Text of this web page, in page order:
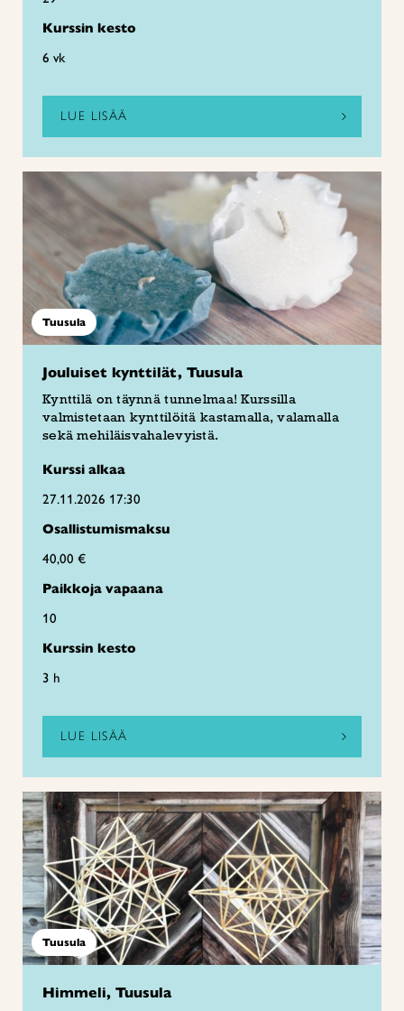
Kurssin kesto
6 vk
LUE LISÄÄ
Tuusula
Jouluiset kynttilät, Tuusula
Kynttilä on täynnä tunnelmaa! Kurssilla
valmistetaan kynttilöitä kastamalla, valamalla
sekä mehiläisvahalevyistä.
Kurssi alkaa
27.11.2026 17:30
Osallistumismaksu
40,00 €
Paikkoja vapaana
10
Kurssin kesto
3 h
LUE LISÄÄ
Tuusula
Himmeli, Tuusula